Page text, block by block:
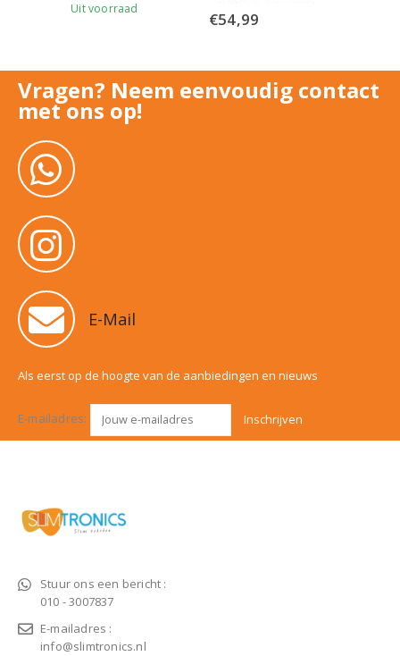
Uit voorraad
€54,99
Vragen? Neem eenvoudig contact
met ons op!
E-Mail
Als eerst op de hoogte van de aanbiedingen en nieuws
E-mailadres:
Stuur ons een bericht :
010 - 3007837
E-mailadres :
info@slimtronics.nl